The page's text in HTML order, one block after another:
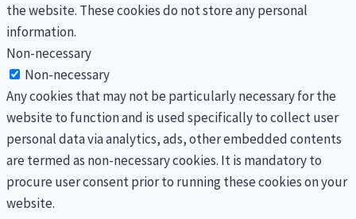
the website. These cookies do not store any personal
information.
Non-necessary
Non-necessary
Any cookies that may not be particularly necessary for the
website to function and is used specifically to collect user
personal data via analytics, ads, other embedded contents
are termed as non-necessary cookies. It is mandatory to
procure user consent prior to running these cookies on your
website.